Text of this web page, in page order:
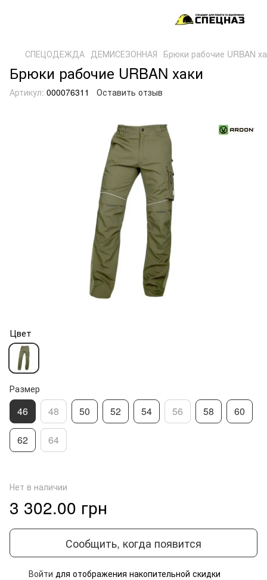
СПЕЦОДЕЖДА ДЕМИСЕЗОННАЯ Брюки рабочие URBAN
Брюки рабочие URBAN хаки
Артикул: 000076311 Оставить отзыв
Цвет
Размер
46 48 50 52 54 56 58 60
62 64
Нет в наличии
3 302.00 грн
Сообщить, когда появится
Войти для отображения накопительной скидки